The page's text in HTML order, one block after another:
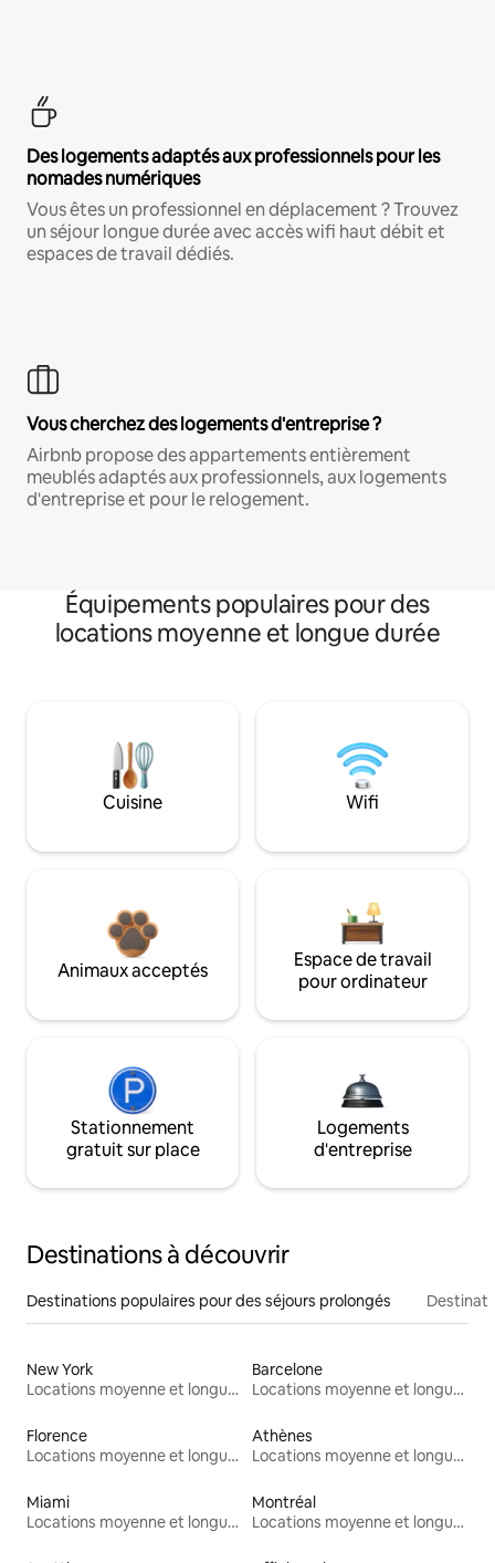
Des logements adaptés aux professionnels pour les
nomades numériques
Vous êtes un professionnel en déplacement ? Trouvez
un séjour longue durée avec accès wifi haut débit et
espaces de travail dédiés.
Vous cherchez des logements d'entreprise ?
Airbnb propose des appartements entièrement
meublés adaptés aux professionnels, aux logements
d'entreprise et pour le relogement.
Équipements populaires pour des
locations moyenne et longue durée
Cuisine Wifi
Animaux acceptés
Espace de travail
pour ordinateur
Stationnement
gratuit sur place
Logements
d'entreprise
Destinations à découvrir
Destinations populaires pour des séjours prolongés
New York
Locations moyenne et longue durée
Barcelone
Locations moyenne et longue durée
Florence
Locations moyenne et longue durée
Athènes
Locations moyenne et longue durée
Miami
Locations moyenne et longue durée
Montréal
Locations moyenne et longue durée